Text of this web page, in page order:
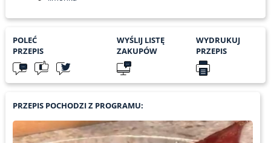
POLEĆ
PRZEPIS
WYŚLIJ LISTĘ
ZAKUPÓW
WYDRUKUJ
PRZEPIS
PRZEPIS POCHODZI Z PROGRAMU: